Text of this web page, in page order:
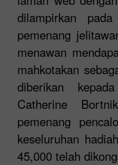
dilampirkan
pemenang
menawan
mahkotakan
diberikan
Catherine
pemenang
keseluruhan
45,000 telah